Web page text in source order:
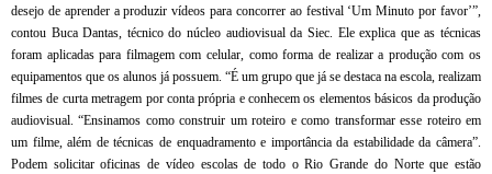
desejo de aprender a produzir vídeos para concorrer ao festival ‘Um Minuto por favor’”,
contou Buca Dantas, técnico do núcleo audiovisual da Siec. Ele explica que as técnicas
foram aplicadas para filmagem com celular, como forma de realizar a produção com os
equipamentos que os alunos já possuem. “É um grupo que já se destaca na escola, realizam
filmes de curta metragem por conta própria e conhecem os elementos básicos da produção
audiovisual. “Ensinamos como construir um roteiro e como transformar esse roteiro em
um filme, além de técnicas de enquadramento e importância da estabilidade da câmera”.
Podem solicitar oficinas de vídeo escolas de todo o Rio Grande do Norte que estão